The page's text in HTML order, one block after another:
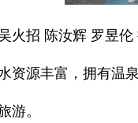
火招 陈汝辉 罗昱
资源丰富，拥有温
游。